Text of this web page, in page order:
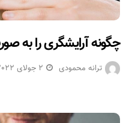
چگونه آرایشگری را به
ترانه محمودی 2 جولای 2022